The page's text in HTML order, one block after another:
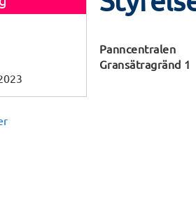
Panncentralen
Gransätragränd 1